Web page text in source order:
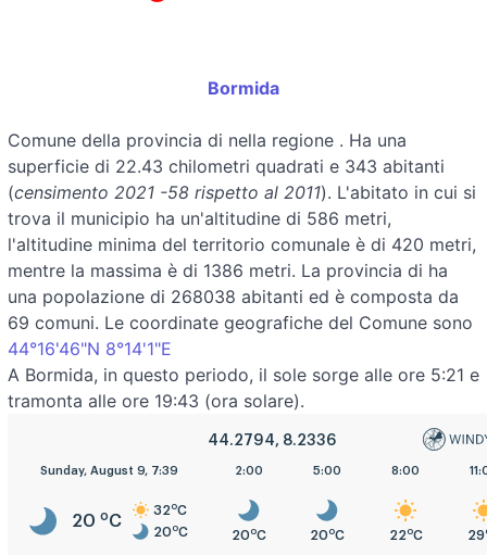
Bormida
Comune della provincia di nella regione . Ha una
superficie di 22.43 chilometri quadrati e 343 abitanti
(censimento 2021 -58 rispetto al 2011). L'abitato in cui si
trova il municipio ha un'altitudine di 586 metri,
l'altitudine minima del territorio comunale è di 420 metri,
mentre la massima è di 1386 metri. La provincia di ha
una popolazione di 268038 abitanti ed è composta da
69 comuni. Le coordinate geografiche del Comune sono
44°16'46"N 8°14'1"E
A Bormida, in questo periodo, il sole sorge alle ore 5:21 e
tramonta alle ore 19:43 (ora solare).
44.2794, 8.2336
Sunday, August 9, 7:39
20 oC
32 oC
20oC
2:00
20oC
5:00
20oC
8:00
22 oC 29